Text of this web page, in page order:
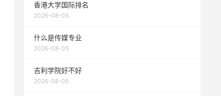
香港大学国际排名
2026-08-05
什么是传媒专业
2026-08-05
吉利学院好不好
2026-08-05